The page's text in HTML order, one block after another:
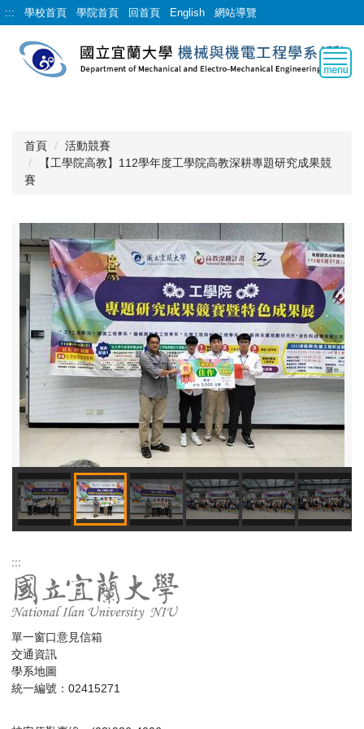
跳
到
::: 學校首頁 學院首頁 回首頁 English 網站導覽
首頁
活動競賽
【工學院高教】112學年度工學院高教深耕專題研究成果競
賽
:::
單一窗口意見信箱
交通資訊
學系地圖
統一編號：02415271